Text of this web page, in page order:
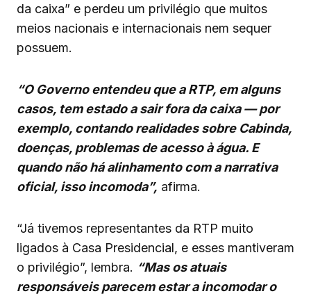
da caixa” e perdeu um privilégio que muitos
meios nacionais e internacionais nem sequer
possuem.
“O Governo entendeu que a RTP, em alguns
casos, tem estado a sair fora da caixa — por
exemplo, contando realidades sobre Cabinda,
doenças, problemas de acesso à água. E
quando não há alinhamento com a narrativa
oficial, isso incomoda”, afirma.
“Já tivemos representantes da RTP muito
ligados à Casa Presidencial, e esses mantiveram
o privilégio”, lembra. “Mas os atuais
responsáveis parecem estar a incomodar o